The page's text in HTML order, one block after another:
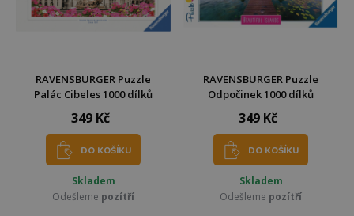
RAVENSBURGER Puzzle
Palác Cibeles 1000 dílků
349 Kč
DO KOŠÍKU
Skladem
Odešleme pozítří
RAVENSBURGER Puzzle
Odpočinek 1000 dílků
349 Kč
DO KOŠÍKU
Skladem
Odešleme pozítří